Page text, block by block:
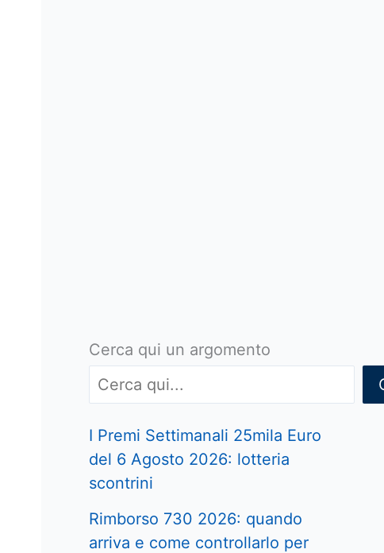
Cerca qui un argomento
I Premi Settimanali 25mila Euro
del 6 Agosto 2026: lotteria
scontrini
Rimborso 730 2026: quando
arriva e come controllarlo per